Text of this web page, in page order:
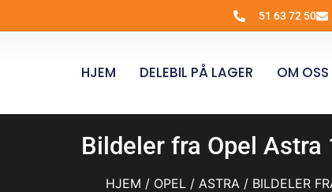
51 63 72 50
HJEM DELEBIL PÅ LAGER OM OSS
Bildeler fra Opel
HJEM / OPEL/ ASTRA/ BILDELER